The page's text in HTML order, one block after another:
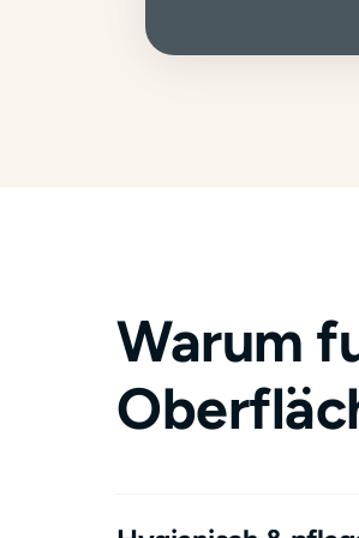
Warum